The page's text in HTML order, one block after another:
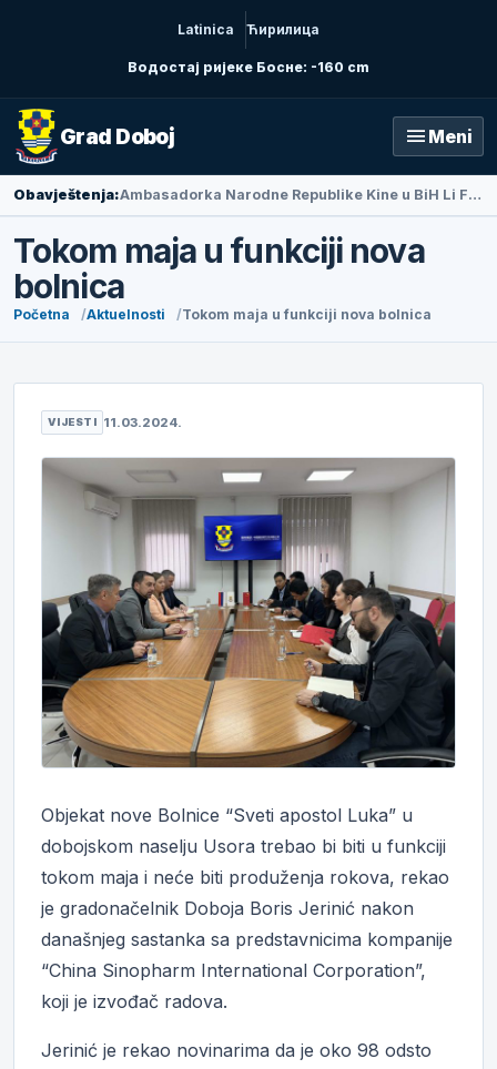
Latinica Ћирилица
Водостај ријеке Босне: -160 cm
Grad Doboj menu Meni
Obavještenja: Ambasadorka Narodne Republike Kine u BiH Li Fan posjetila Doboj
Tokom maja u funkciji nova
bolnica
Početna Aktuelnosti Tokom maja u funkciji nova bolnica
VIJESTI 11.03.2024.
Objekat nove Bolnice “Sveti apostol Luka” u
dobojskom naselju Usora trebao bi biti u funkciji
tokom maja i neće biti produženja rokova, rekao
je gradonačelnik Doboja Boris Jerinić nakon
današnjeg sastanka sa predstavnicima kompanije
“China Sinopharm International Corporation”,
koji je izvođač radova.
Jerinić je rekao novinarima da je oko 98 odsto